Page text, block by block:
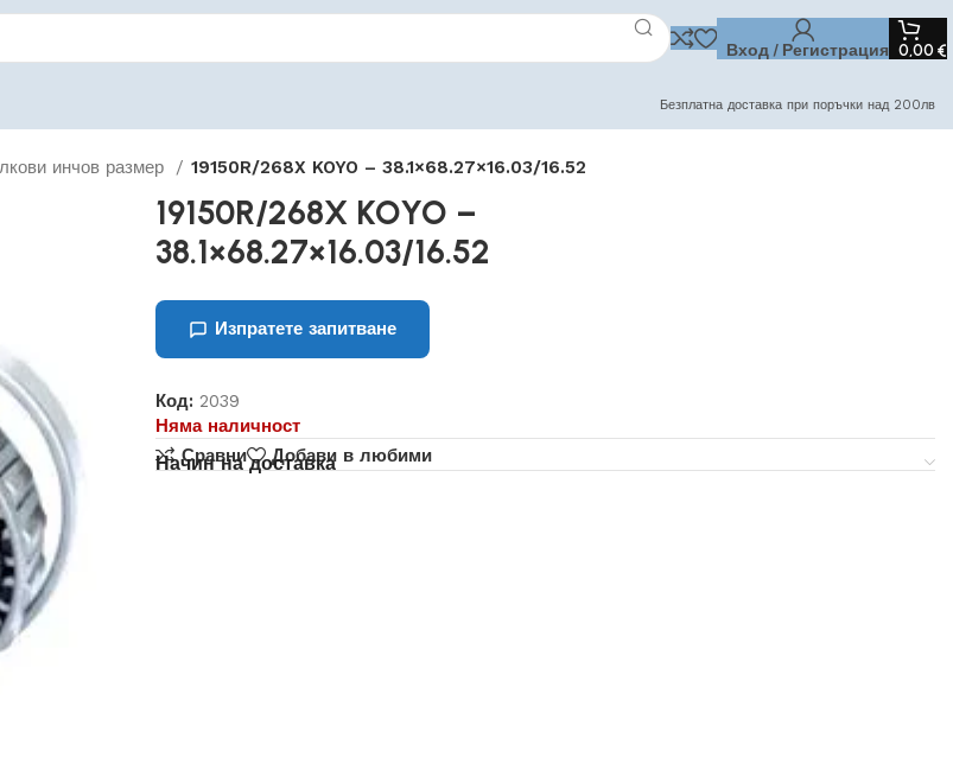
Вход / Регистрация 0,00 €
Безплатна доставка при поръчки над 200лв
инчов размер 19150R/268X KOYO – 38.1×68.27×16.03/16.52
19150R/268X KOYO –
38.1×68.27×16.03/16.52
Изпратете запитване
Код: 2039
Няма наличност
Сравни
Добави в любими
Начин на доставка